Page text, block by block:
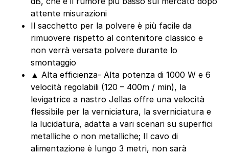
attente misurazioni
Il sacchetto per la polvere è più facile da
rimuovere rispetto al contenitore classico e
non verrà versata polvere durante lo
smontaggio
▲ Alta efficienza- Alta potenza di 1000 W e 6
velocità regolabili (120 – 400m / min), la
levigatrice a nastro Jellas offre una velocità
flessibile per la verniciatura, la sverniciatura e
la lucidatura, adatta a vari scenari su superfici
metalliche o non metalliche; Il cavo di
alimentazione è lungo 3 metri, non sarà